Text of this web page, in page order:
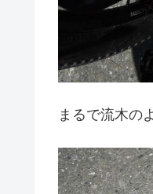
まるで流木の